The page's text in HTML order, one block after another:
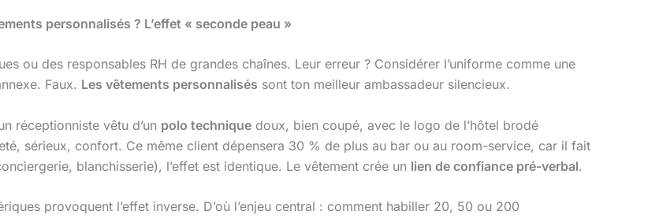
personnalisés ? L’effet « seconde peau »
ou des responsables RH de grandes chaînes. Leur erreur ? Considérer l’uniforme comme une
Faux. Les vêtements personnalisés sont ton meilleur ambassadeur silencieux.
réceptionniste vêtu d’un polo technique doux, bien coupé, avec le logo de l’hôtel brodé
sérieux, confort. Ce même client dépensera 30 % de plus au bar ou au room-service, car il fait
blanchisserie), l’effet est identique. Le vêtement crée un lien de confiance pré-verbal.
provoquent l’effet inverse. D’où l’enjeu central : comment habiller 20, 50 ou 200